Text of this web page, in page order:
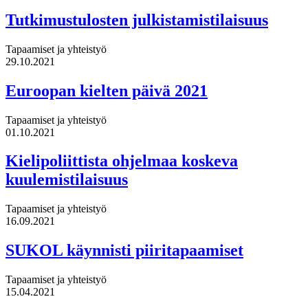
Tutkimustulosten julkistamistilaisuus
Tapaamiset ja yhteistyö
29.10.2021
Euroopan kielten päivä 2021
Tapaamiset ja yhteistyö
01.10.2021
Kielipoliittista ohjelmaa koskeva
kuulemistilaisuus
Tapaamiset ja yhteistyö
16.09.2021
SUKOL käynnisti piiritapaamiset
Tapaamiset ja yhteistyö
15.04.2021